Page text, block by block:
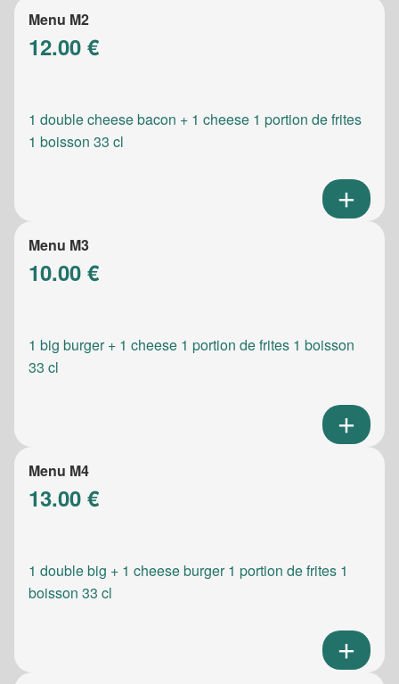
Menu M2
12.00 €
1 double cheese bacon + 1 cheese 1 portion de frites
1 boisson 33 cl
Menu M3
10.00 €
1 big burger + 1 cheese 1 portion de frites 1 boisson
33 cl
Menu M4
13.00 €
1 double big + 1 cheese burger 1 portion de frites 1
boisson 33 cl